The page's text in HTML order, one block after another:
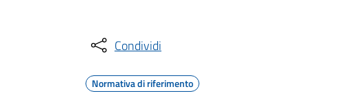
Condividi
Normativa di riferimento